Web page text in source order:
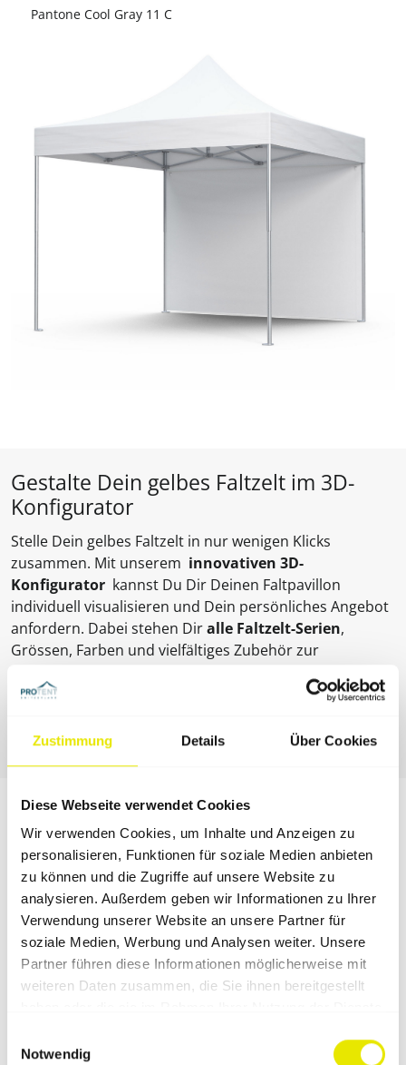
Zustimmung Details Über Cookies
Diese Webseite verwendet Cookies
Wir verwenden Cookies, um Inhalte und Anzeigen zu
personalisieren, Funktionen für soziale Medien anbieten
zu können und die Zugriffe auf unsere Website zu
analysieren. Außerdem geben wir Informationen zu Ihrer
Verwendung unserer Website an unsere Partner für
soziale Medien, Werbung und Analysen weiter. Unsere
Partner führen diese Informationen möglicherweise mit
weiteren Daten zusammen, die Sie ihnen bereitgestellt
Notwendig
Pantone Cool Gray 11 C
Gestalte Dein gelbes Faltzelt im 3D-
Konfigurator
Stelle Dein gelbes Faltzelt in nur wenigen Klicks
zusammen. Mit unserem innovativen 3D-
Konfigurator kannst Du Dir Deinen Faltpavillon
individuell visualisieren und Dein persönliches Angebot
anfordern. Dabei stehen Diralle Faltzelt-Serien,
Grössen, Farben und vielfältiges Zubehör zur
Das sagen unsere Kunden
Pro‑Tent bietet einen Service, welchen man sich bei
einer Premium-Marke vorstellt. Das Produkt ist
erstklassig und einzigartig am Markt. Genial, weiter so!
Roland Frasch, HFour Racing Team
Material aus Überzeugung gerne in unserem